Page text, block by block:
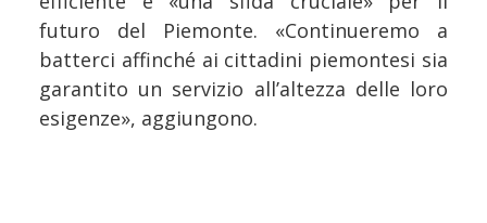
futuro del Piemonte. «Continueremo a
batterci affinché ai cittadini piemontesi sia
garantito un servizio all’altezza delle loro
esigenze», aggiungono.